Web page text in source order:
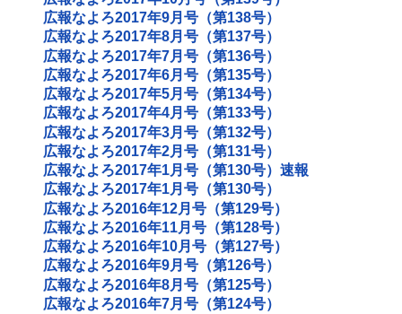
広報なよろ2017年9月号（第138号）
広報なよろ2017年8月号（第137号）
広報なよろ2017年7月号（第136号）
広報なよろ2017年6月号（第135号）
広報なよろ2017年5月号（第134号）
広報なよろ2017年4月号（第133号）
広報なよろ2017年3月号（第132号）
広報なよろ2017年2月号（第131号）
広報なよろ2017年1月号（第130号）速報
広報なよろ2017年1月号（第130号）
広報なよろ2016年12月号（第129号）
広報なよろ2016年11月号（第128号）
広報なよろ2016年10月号（第127号）
広報なよろ2016年9月号（第126号）
広報なよろ2016年8月号（第125号）
広報なよろ2016年7月号（第124号）